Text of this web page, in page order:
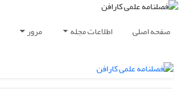
صفحه اصلی اطلاعات مجله مرور